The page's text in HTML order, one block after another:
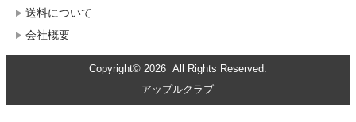
送料について
会社概要
Copyright© 2026 All Rights Reserved.
アップルクラブ